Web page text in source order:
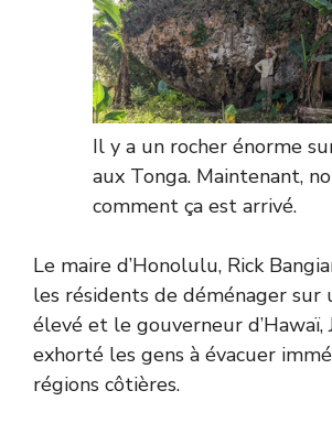
Il y a un rocher énorme
aux Tonga. Maintenant,
comment ça est arrivé.
Le maire d’Honolulu, Rick
les résidents de déménager sur
élevé et le gouverneur d’Hawaï,
exhorté les gens à évacuer
régions côtières.